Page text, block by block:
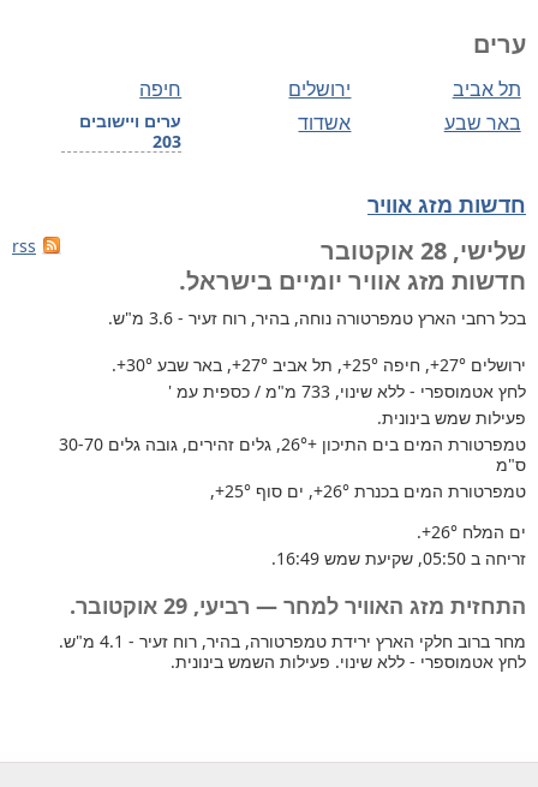
ערים
חיפה ירושלים תל אביב
ערים ויישובים
203
אשדוד באר שבע
חדשות מזג אוויר
rss
שלישי, 28 אוקטובר
חדשות מזג אוויר יומיים בישראל.
בכל רחבי הארץ טמפרטורה נוחה, בהיר, רוח זעיר - 3.6 מ"ש.
ירושלים +27°, חיפה +25°, תל אביב +27°, באר שבע +30°
.
לחץ אטמוספרי - ללא שינוי, 733 מ"מ / כספית עמ '
פעילות שמש בינונית.
טמפרטורת המים בים התיכון +26°
, גלים זהירים, גובה גלים 30-70
ס"מ
טמפרטורת המים בכנרת +26°, ים סוף +25°
,
ים המלח +26°
.
זריחה ב 05:50, שקיעת שמש 16:49.
התחזית מזג האוויר למחר — רביעי, 29 אוקטובר.
מחר ברוב חלקי הארץ ירידת טמפרטורה, בהיר, רוח זעיר - 4.1 מ"ש.
לחץ אטמוספרי - ללא שינוי. פעילות השמש בינונית.